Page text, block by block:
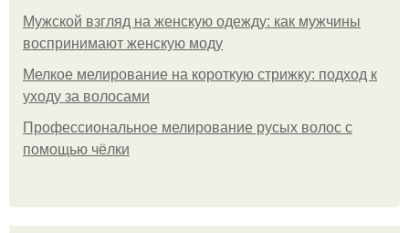
Мужской взгляд на женскую одежду: как мужчины
воспринимают женскую моду
Мелкое мелирование на короткую стрижку: подход к
уходу за волосами
Профессиональное мелирование русых волос с
помощью чёлки